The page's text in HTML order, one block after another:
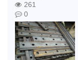
261
0